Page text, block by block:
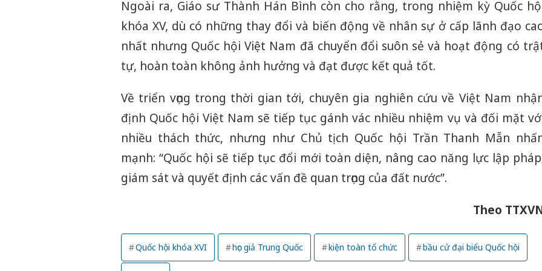
Ngoài ra, Giáo sư Thành Hán Bình còn cho rằng, trong nhiệm kỳ Quốc
khóa XV, dù có những thay đổi và biến động về nhân sự ở cấp lãnh đạo
nhất nhưng Quốc hội Việt Nam đã chuyển đổi suôn sẻ và hoạt động có
tự, hoàn toàn không ảnh hưởng và đạt được kết quả tốt.
Về triển vọng trong thời gian tới, chuyên gia nghiên cứu về Việt Nam
định Quốc hội Việt Nam sẽ tiếp tục gánh vác nhiều nhiệm vụ và đối mặt
nhiều thách thức, nhưng như Chủ tịch Quốc hội Trần Thanh Mẫn
mạnh: “Quốc hội sẽ tiếp tục đổi mới toàn diện, nâng cao năng lực lập
giám sát và quyết định các vấn đề quan trọng của đất nước”.
Theo
Quốc hội khóa XVI học giả Trung Quốc kiện toàn tổ chức bầu cử đại biểu Quốc hội